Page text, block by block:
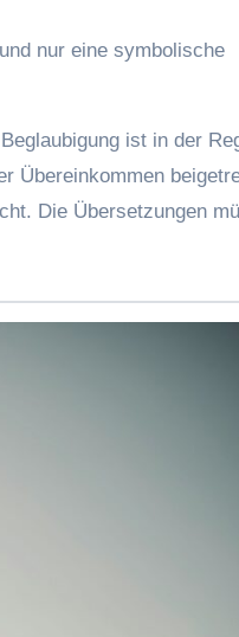
nur eine symbolische
ist in der
Übereinkommen
Die Übersetzungen